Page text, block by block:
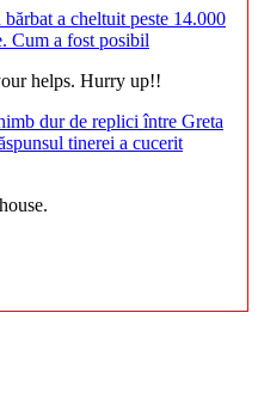
bărbat a cheltuit peste 14.000
Cum a fost posibil
helps. Hurry up!!
dur de replici între Greta
tinerei a cucerit